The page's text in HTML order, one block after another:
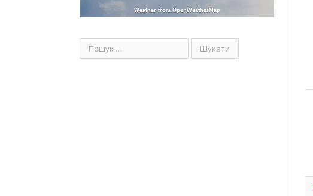
Weather from OpenWeatherMap